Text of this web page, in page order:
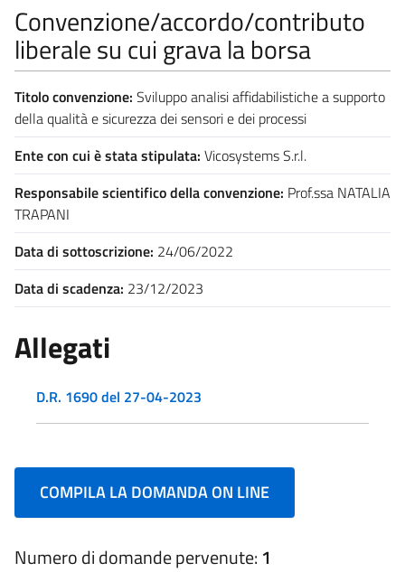
Convenzione/accordo/contributo
liberale su cui grava la borsa
Titolo convenzione: Sviluppo analisi affidabilistiche a supporto
della qualità e sicurezza dei sensori e dei processi
Ente con cui è stata stipulata: Vicosystems S.r.l.
Responsabile scientifico della convenzione: Prof.ssa NATALIA
TRAPANI
Data di sottoscrizione: 24/06/2022
Data di scadenza: 23/12/2023
Allegati
D.R. 1690 del 27-04-2023
COMPILA LA DOMANDA ON LINE
Numero di domande pervenute: 1